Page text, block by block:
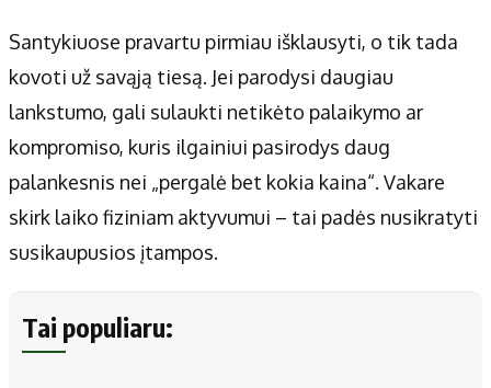
Santykiuose pravartu pirmiau išklausyti, o tik tada
kovoti už savąją tiesą. Jei parodysi daugiau
lankstumo, gali sulaukti netikėto palaikymo ar
kompromiso, kuris ilgainiui pasirodys daug
palankesnis nei „pergalė bet kokia kaina“. Vakare
skirk laiko fiziniam aktyvumui – tai padės nusikratyti
susikaupusios įtampos.
Tai populiaru: